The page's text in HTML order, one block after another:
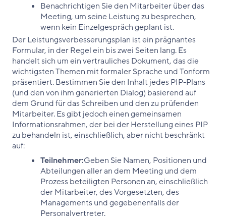
Benachrichtigen Sie den Mitarbeiter über das
Meeting, um seine Leistung zu besprechen,
wenn kein Einzelgespräch geplant ist.
Der Leistungsverbesserungsplan ist ein prägnantes
Formular, in der Regel ein bis zwei Seiten lang. Es
handelt sich um ein vertrauliches Dokument, das die
wichtigsten Themen mit formaler Sprache und Tonform
präsentiert. Bestimmen Sie den Inhalt jedes PIP-Plans
(und den von ihm generierten Dialog) basierend auf
dem Grund für das Schreiben und den zu prüfenden
Mitarbeiter. Es gibt jedoch einen gemeinsamen
Informationsrahmen, der bei der Herstellung eines PIP
zu behandeln ist, einschließlich, aber nicht beschränkt
auf:
Teilnehmer:Geben Sie Namen, Positionen und
Abteilungen aller an dem Meeting und dem
Prozess beteiligten Personen an, einschließlich
der Mitarbeiter, des Vorgesetzten, des
Managements und gegebenenfalls der
Personalvertreter.